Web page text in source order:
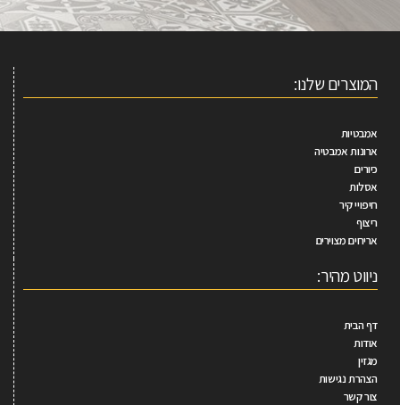
המוצרים שלנו:
אמבטיות
ארונות אמבטיה
כיורים
אסלות
חיפויי קיר
ריצוף
אריחים מצוירים
ניווט מהיר:
דף הבית
אודות
מגזין
הצהרת נגישות
צור קשר